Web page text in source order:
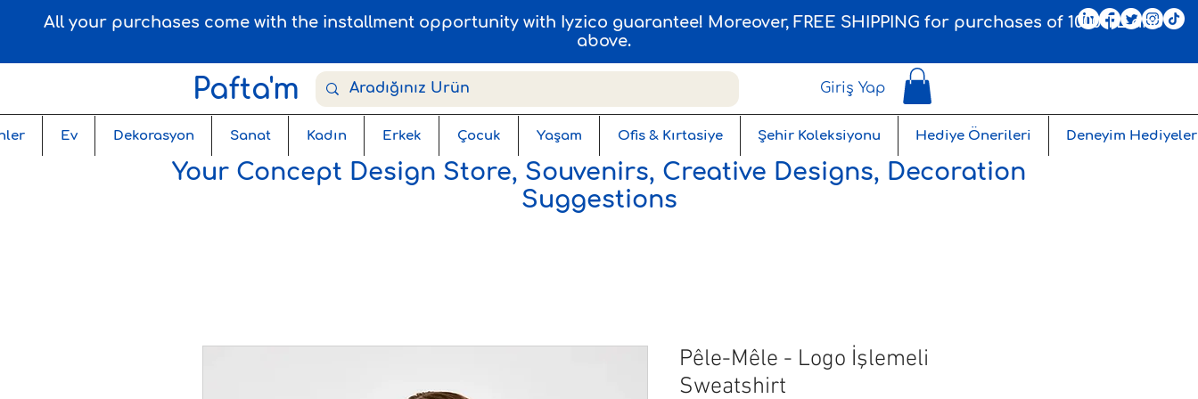
All your purchases come with the installment opportunity with Iyzico guarantee! Moreover, FREE SHIPPING for purchases of 1000 TL and
above.
Pafta'm Giriş Yap
Ev Dekorasyon Sanat Kadın Erkek Çocuk Yaşam Ofis & Kırtasiye Şehir Koleksiyonu Hediye Önerileri Deneyim
Your Concept Design Store, Souvenirs, Creative Designs, Decoration
Suggestions
Pêle-Mêle - Logo İşlemeli
Sweatshirt